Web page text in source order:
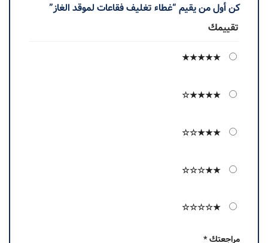
كن أول من يقيم “غطاء تغليف فقاعات لموقد الغاز”
تقييمك
★★★★★
★★★★☆
★★★☆☆
★★☆☆☆
★☆☆☆☆
مراجعتك*